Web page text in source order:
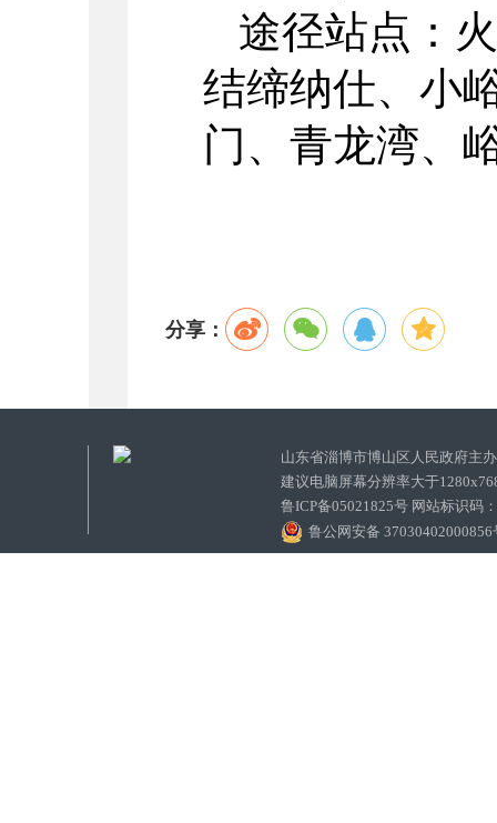
途径站点：
结缔纳仕、小
门、青龙湾、
分享：
山东省淄博市博山区人民政府
建议电脑屏幕分辨率大于
鲁ICP备05021825号 网站标识码
鲁公网安备 37030402000856